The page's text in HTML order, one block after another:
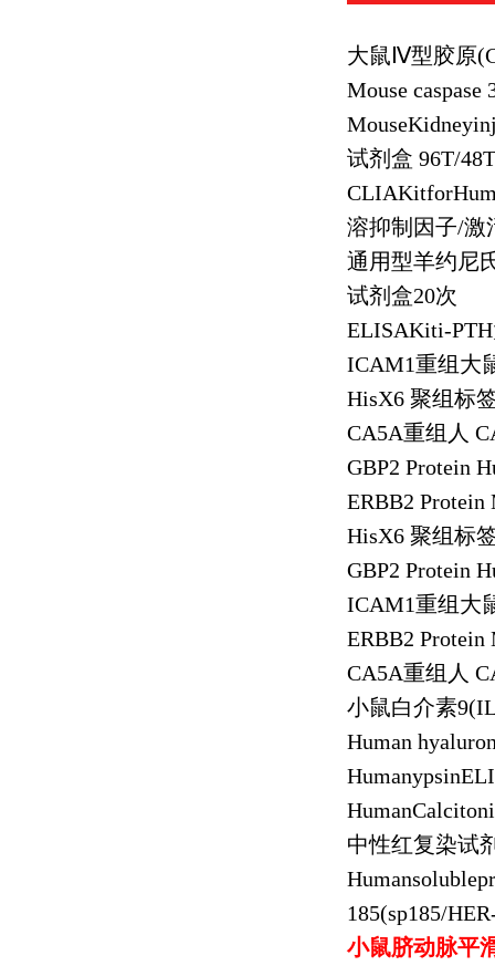
大鼠Ⅳ型胶原
Mouse
试剂盒 96T/
溶抑制因子/激
通用型羊约尼
试剂盒20次
ELISAKiti-PTH
ICAM1重组大
HisX6 聚组标
CA5A重组人
GBP2 Protein
ERBB2 Protein
HisX6 聚组标
GBP2 Protein
ICAM1重组大
ERBB2 Protein
CA5A重组人
小鼠白介素
Human
中性红复染试
185(sp185/
小鼠脐动脉平